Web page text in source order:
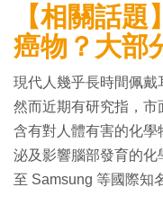
【相關話
癌物？大部
現代人幾乎長時間佩戴
然而近期有研究指，市
含有對人體有害的化
泌及影響腦部發育的
至 Samsung 等國際知